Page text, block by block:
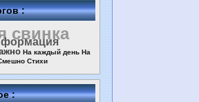
:
свинка
На каждый день На
Стихи
: